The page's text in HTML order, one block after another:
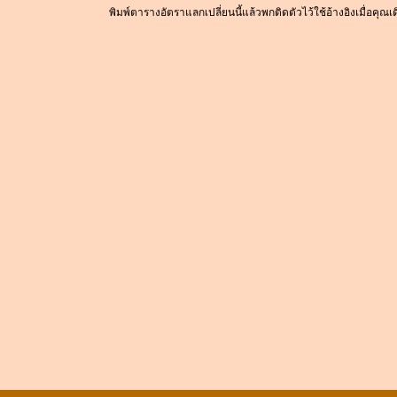
พิมพ์ตารางอัตราแลกเปลี่ยนนี้แล้วพกติดตัวไว้ใช้อ้างอิงเมื่อคุณเ